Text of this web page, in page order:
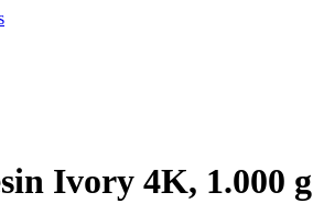
Ivory 4K, 1.000 g